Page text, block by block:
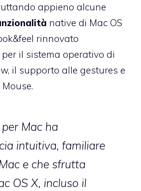
appieno alcune
native di Mac OS
rinnovato
il sistema operativo di
il supporto alle gestures e
Mac ha
intuitiva, familiare
e che sfrutta
OS X, incluso il